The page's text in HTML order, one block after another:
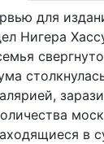
для
Нигера
в